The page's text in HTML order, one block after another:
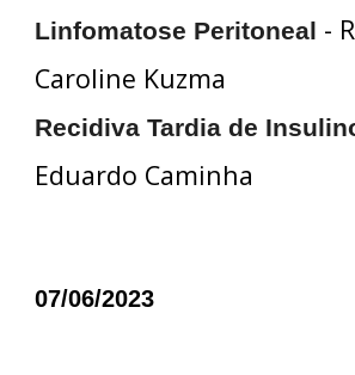
Linfomatose Peritoneal -
Caroline Kuzma
Recidiva Tardia de
Eduardo Caminha
07/06/2023